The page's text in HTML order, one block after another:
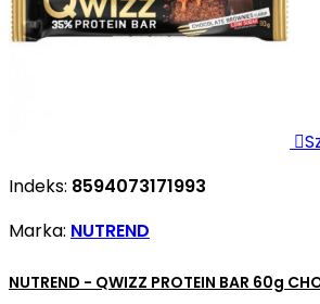

Indeks: 8594073171993
Marka: NUTREND
NUTREND - QWIZZ PROTEIN BAR 60g